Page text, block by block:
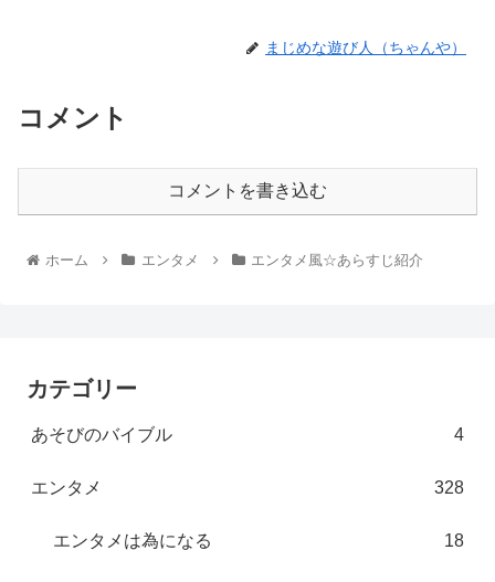
まじめな遊び人（ちゃんや）
コメント
コメントを書き込む
ホーム エンタメ エンタメ風☆あらすじ紹介
カテゴリー
あそびのバイブル 4
エンタメ 328
エンタメは為になる 18